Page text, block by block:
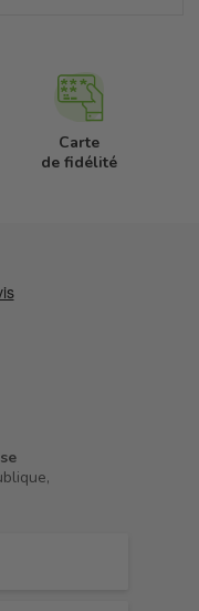
Carte
de fidélité